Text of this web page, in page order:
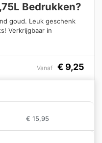
Bedrukken?
goud. Leuk geschenk
Verkrijgbaar in
Vanaf € 9,25
€ 15,95